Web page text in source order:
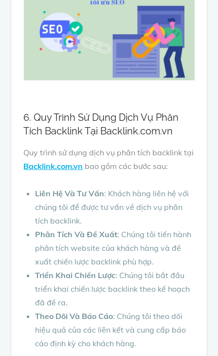
6. Quy Trình Sử Dụng Dịch Vụ Phân
Tích Backlink Tại Backlink.com.vn
Quy trình sử dụng dịch vụ phân tích backlink tại
Backlink.com.vn bao gồm các bước sau:
Liên Hệ Và Tư Vấn: Khách hàng liên hệ với
chúng tôi để được tư vấn về dịch vụ phân
tích backlink.
Phân Tích Và Đề Xuất: Chúng tôi tiến hành
phân tích website của khách hàng và đề
xuất chiến lược backlink phù hợp.
Triển Khai Chiến Lược: Chúng tôi bắt đầu
triển khai chiến lược backlink theo kế hoạch
đã đề ra.
Theo Dõi Và Báo Cáo: Chúng tôi theo dõi
hiệu quả của các liên kết và cung cấp báo
cáo định kỳ cho khách hàng.